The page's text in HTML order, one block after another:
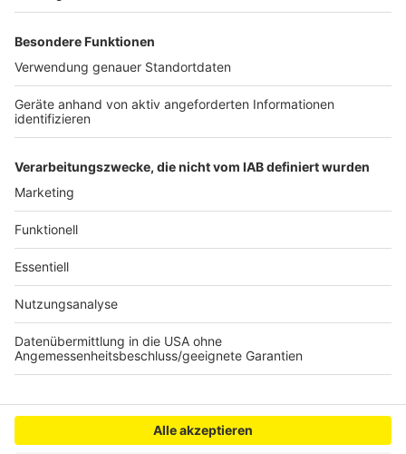
Arbeitnehmer im betreffenden Jahr zumindest
teilweise gearbeitet haben und ihr Chef seine
Mitwirkungsobliegenheiten und ein Interesse, dass
sich Urlaub nicht anstaue und bezahlte
Erholungszeiten eingehalten würden.
Autor: Simone Rothe, dpa
Anzeige
Anzeige